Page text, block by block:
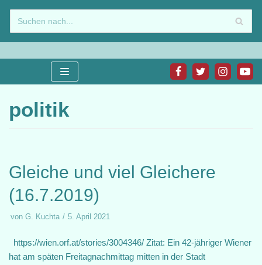
Zum
Inhalt
springen
politik
Gleiche und viel Gleichere
(16.7.2019)
von G. Kuchta 5. April 2021
https://wien.orf.at/stories/3004346/ Zitat: Ein 42-jähriger Wiener
hat am späten Freitagnachmittag mitten in der Stadt